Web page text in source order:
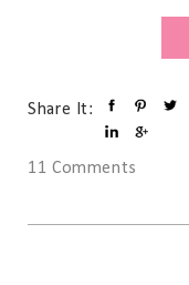
Share It:
11 Comments